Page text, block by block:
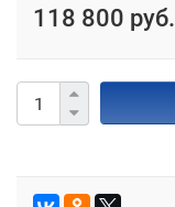
118 800 руб.